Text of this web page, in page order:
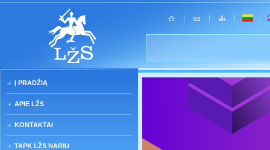
Į PRADŽIĄ
APIE LŽS
KONTAKTAI
TAPK LŽS NARIU